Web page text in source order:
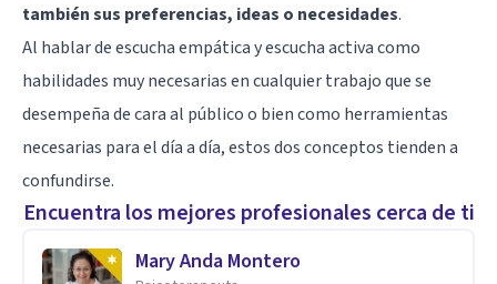
también sus preferencias, ideas o necesidades.
Al hablar de escucha empática y escucha activa como
habilidades muy necesarias en cualquier trabajo que se
desempeña de cara al público o bien como herramientas
necesarias para el día a día, estos dos conceptos tienden a
confundirse.
Encuentra los mejores profesionales cerca de ti
Mary Anda Montero